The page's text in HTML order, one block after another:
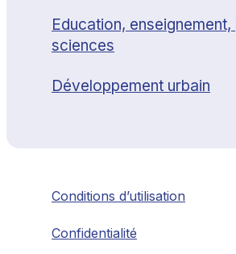
Education,
sciences
Développement urbain
Conditions d’utilisation
Confidentialité